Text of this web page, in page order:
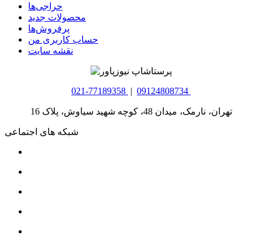
حراجی‌ها
محصولات جدید
پرفروش‌ها
حساب کاربری من
نقشه سایت
021-77189358 | 09124808734
تهران، نارمک، میدان 48، کوچه شهید سیاوش، پلاک 16
شبکه های اجتماعی